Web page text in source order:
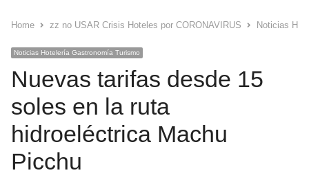
Home zz no USAR Crisis Hoteles por CORONAVIRUS Noticias
Noticias Hotelería Gastronomía Turismo
Nuevas tarifas desde 15
soles en la ruta
hidroeléctrica Machu
Picchu